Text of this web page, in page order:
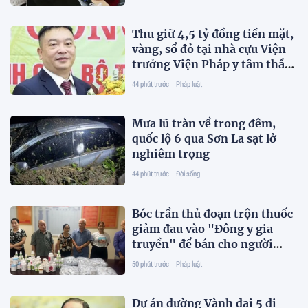
Thu giữ 4,5 tỷ đồng tiền mặt,
vàng, sổ đỏ tại nhà cựu Viện
trưởng Viện Pháp y tâm thần
Trung ương
44 phút trước Pháp luật
Mưa lũ tràn về trong đêm,
quốc lộ 6 qua Sơn La sạt lở
nghiêm trọng
44 phút trước Đời sống
Bóc trần thủ đoạn trộn thuốc
giảm đau vào "Đông y gia
truyền" để bán cho người
bệnh
50 phút trước Pháp luật
Dự án đường Vành đai 5 đi